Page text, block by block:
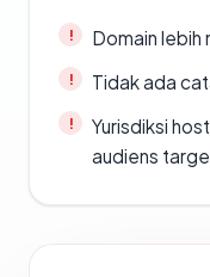
Domain lebih
Tidak ada
Yurisdiksi
audiens